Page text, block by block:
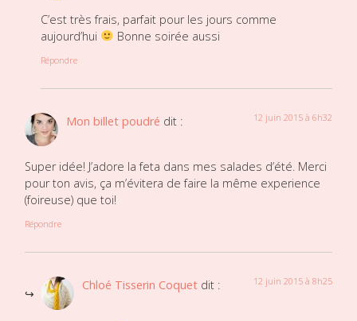
C’est très frais, parfait pour les jours comme
aujourd’hui
Bonne soirée aussi
Répondre
Mon billet poudré dit : 12 juin 2015 à 6h32
Super idée! J’adore la feta dans mes salades d’été. Merci
pour ton avis, ça m’évitera de faire la même experience
(foireuse) que toi!
Répondre
Chloé Tisserin Coquet dit : 12 juin 2015 à 8h25